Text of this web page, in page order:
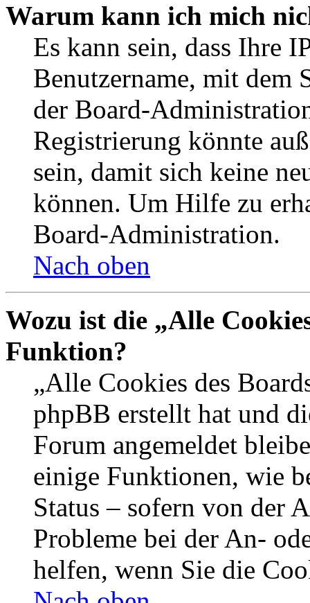
Warum kann ich mich
Es kann sein, dass Ihre
Benutzername, mit dem
der Board-
Registrierung könnte
sein, damit sich keine
können. Um Hilfe zu
Board-Administration.
Nach oben
Wozu ist die „Alle
Funktion?
„Alle Cookies des
phpBB erstellt hat und
Forum angemeldet
einige Funktionen, wie
Status – sofern von der
Probleme bei der An-
helfen, wenn Sie die